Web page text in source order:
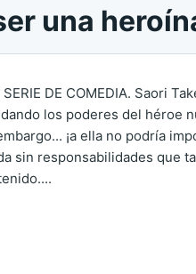
una
SERIE DE COMEDIA. Saori
los poderes del héroe
¡a ella no podría
sin responsabilidades que